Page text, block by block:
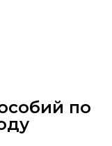
по